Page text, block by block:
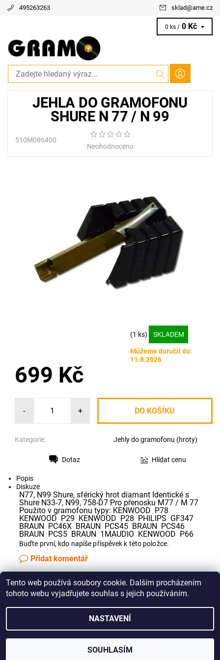
495263263 sklad@ame.cz
0 ks / 0 Kč
JEHLA DO GRAMOFONU
SHURE N 77 / N 99
510M086400
Neohodnoceno
(1 ks) SKLADEM
Můžeme doručit do:
11.8.2026
699 Kč
- +
Kategorie: Jehly do gramofonu (hroty)
Dotaz Hlídat cenu
Popis
Diskuze
N77, N99 Shure, sférický hrot diamant Identické s
Shure N33-7, N99, 758-D7 Pro přenosku M77 / M 77
Použito v gramofonu typy: KENWOOD P78
KENWOOD P29 KENWOOD P28 PHILIPS GF347
BRAUN PC46X BRAUN PCS45 BRAUN PCS46
BRAUN PCS5 BRAUN 1MAUDIO KENWOOD P66
Buďte první, kdo napíše příspěvek k této položce.
Přidat komentář
Jak správně změřit řemínek pro Vaše audio zařízení
cookies
Vytvořil Shoptet
Tento web používá soubory cookie. Dalším procházením
tohoto webu vyjadřujete souhlas s jejich používáním.
NASTAVENÍ
SOUHLASÍM